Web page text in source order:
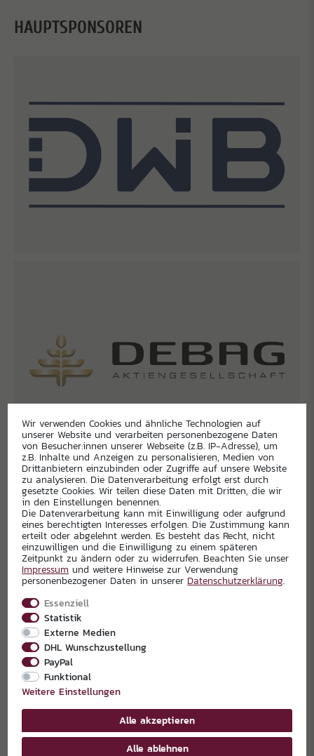
HAUPTSPONSOREN
Wir verwenden Cookies und ähnliche Technologien auf
unserer Website und verarbeiten personenbezogene Daten
von Besucher:innen unserer Webseite (z.B. IP-Adresse), um
z.B. Inhalte und Anzeigen zu personalisieren, Medien von
Drittanbietern einzubinden oder Zugriffe auf unsere Website
zu analysieren. Die Datenverarbeitung erfolgt erst durch
gesetzte Cookies. Wir teilen diese Daten mit Dritten, die wir
in den Einstellungen benennen.
Die Datenverarbeitung kann mit Einwilligung oder aufgrund
eines berechtigten Interesses erfolgen. Die Zustimmung kann
erteilt oder abgelehnt werden. Es besteht das Recht, nicht
einzuwilligen und die Einwilligung zu einem späteren
Zeitpunkt zu ändern oder zu widerrufen. Beachten Sie unser
Impressum und weitere Hinweise zur Verwendung
personenbezogener Daten in unserer Daten­schutz­erklärung.
Essenziell
Statistik
Externe Medien
DHL Wunschzustellung
PayPal
Funktional
Weitere Einstellungen
Alle akzeptieren
Alle ablehnen